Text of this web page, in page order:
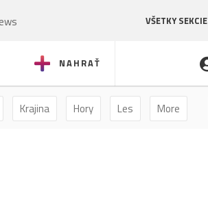
VŠETKY SEKCIE
NAHRAŤ
Krajina Hory Les More